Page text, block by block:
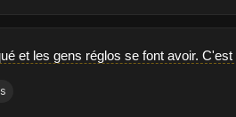
et les gens réglos se font avoir.